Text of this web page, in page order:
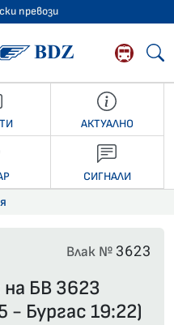
превози
БДЖ -
АКТУАЛНО
СИГНАЛИ
Влак № 3623
БВ 3623
- Бургас 19:22)